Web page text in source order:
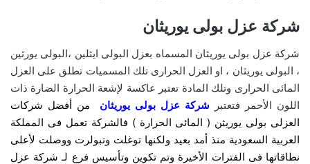
شركة عزل بولى يوريثان
شركة عزل بولى يوريثان المسماه بعزل البولى ايثلين ،البولى يورثين
، البولى يوريثان ، او العزل الحرارى تلك المسميات تطلق على العزل
المائى الحرارى وتلك المادة تعتبر عاكسة لإشعة الحرارة الضارة ذات
اللون الأحمر فتعتبر شركة عزل بولى يوريثان من أفضل شركات
العزلى بولى يوريثن ( المائى الحرارة ) فالشركة تعمل فى المملكة
العربية السعودية منذ أمد بعيد ولكنها توغلت وتبولرت ووصلت لأعلى
نطاقاتها فى الفترات الأخيرة وتم تكوين وتأسيس فرع لـ شركة عزل